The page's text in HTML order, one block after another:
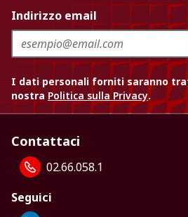
Indirizzo email
I dati personali forniti saranno
nostra Politica sulla Privacy.
Contattaci
02.66.058.1
Seguici